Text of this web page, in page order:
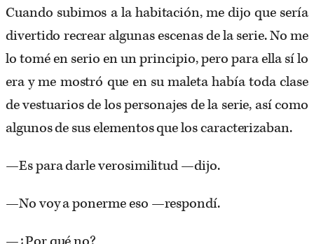
Cuando subimos a la habitación, me dijo que sería
divertido recrear algunas escenas de la serie. No me
lo tomé en serio en un principio, pero para ella sí lo
era y me mostró que en su maleta había toda clase
de vestuarios de los personajes de la serie, así como
algunos de sus elementos que los caracterizaban.
—Es para darle verosimilitud —dijo.
—No voy a ponerme eso —respondí.